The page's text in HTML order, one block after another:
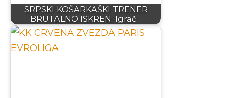
SRPSKI KOŠARKAŠKI TRENER
BRUTALNO ISKREN: Igrač…